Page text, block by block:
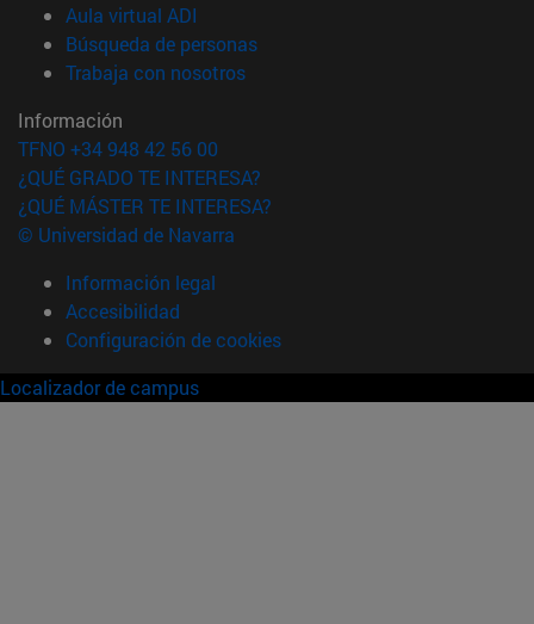
Aula virtual ADI
Búsqueda de personas(abre en nueva ventana)
Trabaja con nosotros(abre en nueva ventana)
Información
TFNO +34 948 42 56 00
¿QUÉ GRADO TE INTERESA?
¿QUÉ MÁSTER TE INTERESA?
© Universidad de Navarra
Información legal
Accesibilidad
Configuración de cookies
Localizador de campus